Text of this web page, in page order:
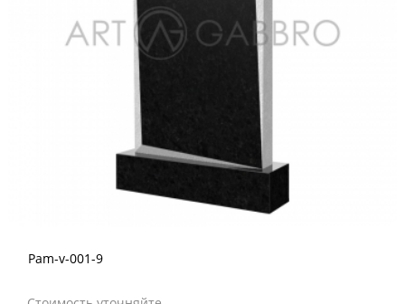
Pam-v-001-9